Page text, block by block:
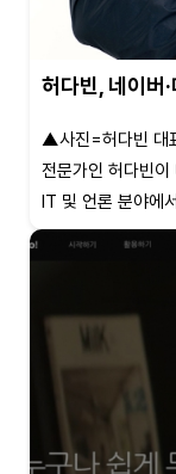
허다빈, 네이버
▲사진=허다빈 대
전문가인 허다빈
IT 및 언론 분야에